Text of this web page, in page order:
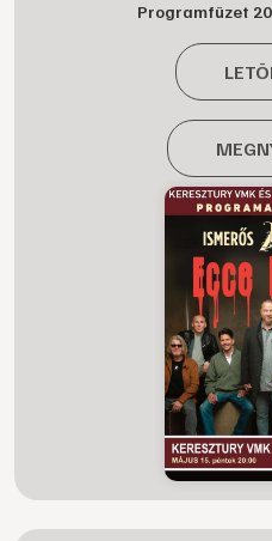
Programfüzet